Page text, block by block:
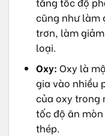
cũng như làm
trơn, làm
loại.
Oxy: Oxy là
gia vào nhiều
của oxy trong
tốc độ ăn
thép.